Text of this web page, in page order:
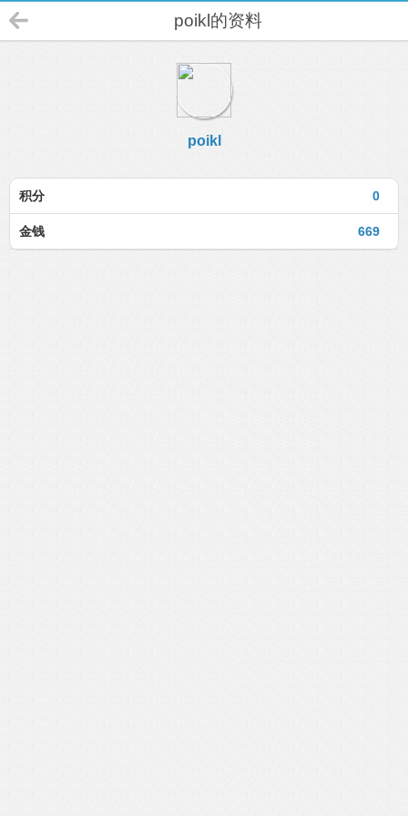
poikl的资料
poikl
0
积分
669
金钱